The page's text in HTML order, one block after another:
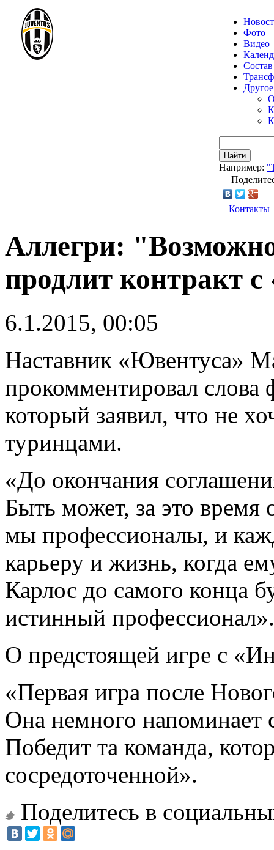
Фото
Видео
Состав
Другое
Найти
Например:
Контакты
Аллегри:
продлит контракт
6.1.2015, 00:05
Наставник «Ювентуса»
прокомментировал слова
который заявил, что не
туринцами.
«До окончания
Быть может, за это
мы профессионалы, и
карьеру и жизнь, когда
Карлос до самого конца
истинный профессионал».
О предстоящей игре с
«Первая игра после
Она немного напоминает
Победит та команда,
сосредоточенной».
Поделитесь в